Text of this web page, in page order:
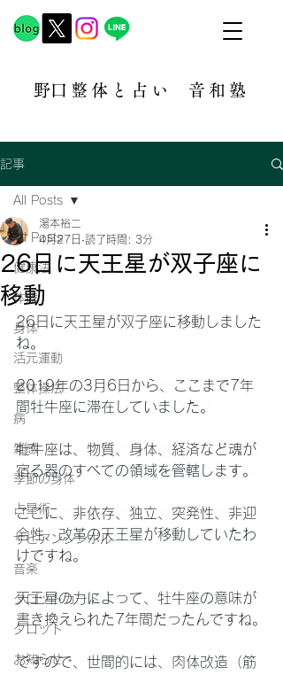
​野口整体と占い 音和塾​
記事
All Posts
健康法
体癖
身体
活元運動
整体操法
病
雑感
季節の身体
占星術
サビアンシンボル
音楽
タロットカード
タロット
お知らせ
All Posts
26日に天王星が双子座に
移動
湯本裕二
4月27日 読了時間: 3分
26日に天王星が双子座に移動しました
ね。
2019年の3月6日から、ここまで7年
間牡牛座に滞在していました。
牡牛座は、物質、身体、経済など魂が
宿る器のすべての領域を管轄します。
ここに、非依存、独立、突発性、非迎
合性、改革の天王星が移動していたわ
けですね。
天王星の力によって、牡牛座の意味が
書き換えられた7年間だったんですね。
ですので、世間的には、肉体改造（筋